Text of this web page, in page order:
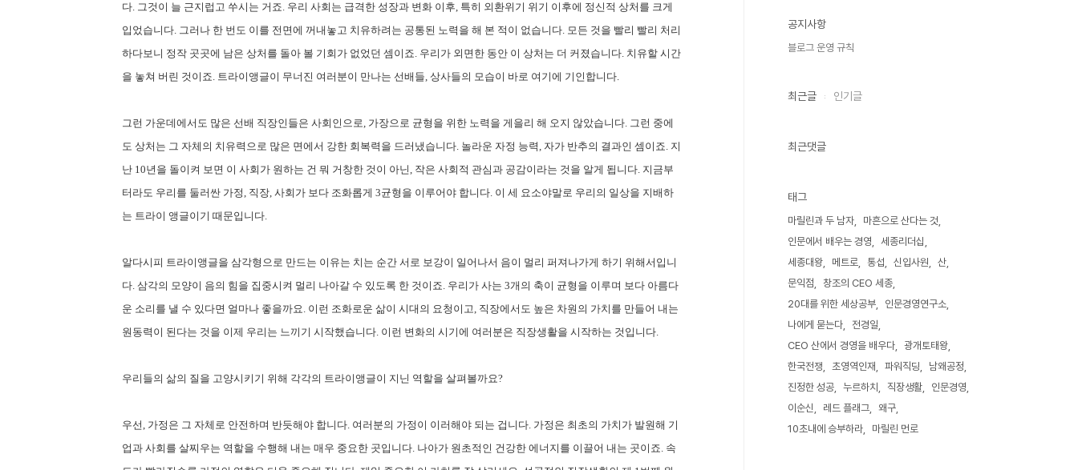
다. 그것이 늘 근지럽고 쑤시는 거죠. 우리 사회는 급격한 성장과 변화 이후, 특히 외환위기 위기 이후에 정신적 상처를 크게
입었습니다. 그러나 한 번도 이를 전면에 꺼내놓고 치유하려는 공통된 노력을 해 본 적이 없습니다. 모든 것을 빨리 빨리 처리
하다보니 정작 곳곳에 남은 상처를 돌아 볼 기회가 없었던 셈이죠. 우리가 외면한 동안 이 상처는 더 커졌습니다. 치유할 시간
을 놓쳐 버린 것이죠. 트라이앵글이 무너진 여러분이 만나는 선배들, 상사들의 모습이 바로 여기에 기인합니다.
그런 가운데에서도 많은 선배 직장인들은 사회인으로, 가장으로 균형을 위한 노력을 게을리 해 오지 않았습니다. 그런 중에
도 상처는 그 자체의 치유력으로 많은 면에서 강한 회복력을 드러냈습니다. 놀라운 자정 능력, 자가 반추의 결과인 셈이죠. 지
난 10년을 돌이켜 보면 이 사회가 원하는 건 뭐 거창한 것이 아닌, 작은 사회적 관심과 공감이라는 것을 알게 됩니다. 지금부
터라도 우리를 둘러싼 가정, 직장, 사회가 보다 조화롭게 3균형을 이루어야 합니다. 이 세 요소야말로 우리의 일상을 지배하
는 트라이 앵글이기 때문입니다.
알다시피 트라이앵글을 삼각형으로 만드는 이유는 치는 순간 서로 보강이 일어나서 음이 멀리 퍼져나가게 하기 위해서입니
다. 삼각의 모양이 음의 힘을 집중시켜 멀리 나아갈 수 있도록 한 것이죠. 우리가 사는 3개의 축이 균형을 이루며 보다 아름다
운 소리를 낼 수 있다면 얼마나 좋을까요. 이런 조화로운 삶이 시대의 요청이고, 직장에서도 높은 차원의 가치를 만들어 내는
원동력이 된다는 것을 이제 우리는 느끼기 시작했습니다. 이런 변화의 시기에 여러분은 직장생활을 시작하는 것입니다.
우리들의 삶의 질을 고양시키기 위해 각각의 트라이앵글이 지닌 역할을 살펴볼까요?
우선, 가정은 그 자체로 안전하며 반듯해야 합니다. 여러분의 가정이 이러해야 되는 겁니다. 가정은 최초의 가치가 발원해 기
업과 사회를 살찌우는 역할을 수행해 내는 매우 중요한 곳입니다. 나아가 원초적인 건강한 에너지를 이끌어 내는 곳이죠. 속
공지사항
블로그 운영 규칙
최근글 인기글
최근댓글
태그
마릴린과 두 남자
마흔으로 산다는 것
인문에서 배우는 경영
세종리더십
세종대왕
메트로 통섭 신입사원
산
문익점
창조의 CEO 세종
20대를 위한 세상공부
인문경영연구소
나에게 묻는다
전경일
CEO 산에서 경영을 배우다
광개토태왕
한국전쟁
초영역인재 파워직딩
남왜공정
진정한 성공
누르하치 직장생활
인문경영
이순신
레드 플래그
왜구
10초내에 승부하라
마릴린 먼로